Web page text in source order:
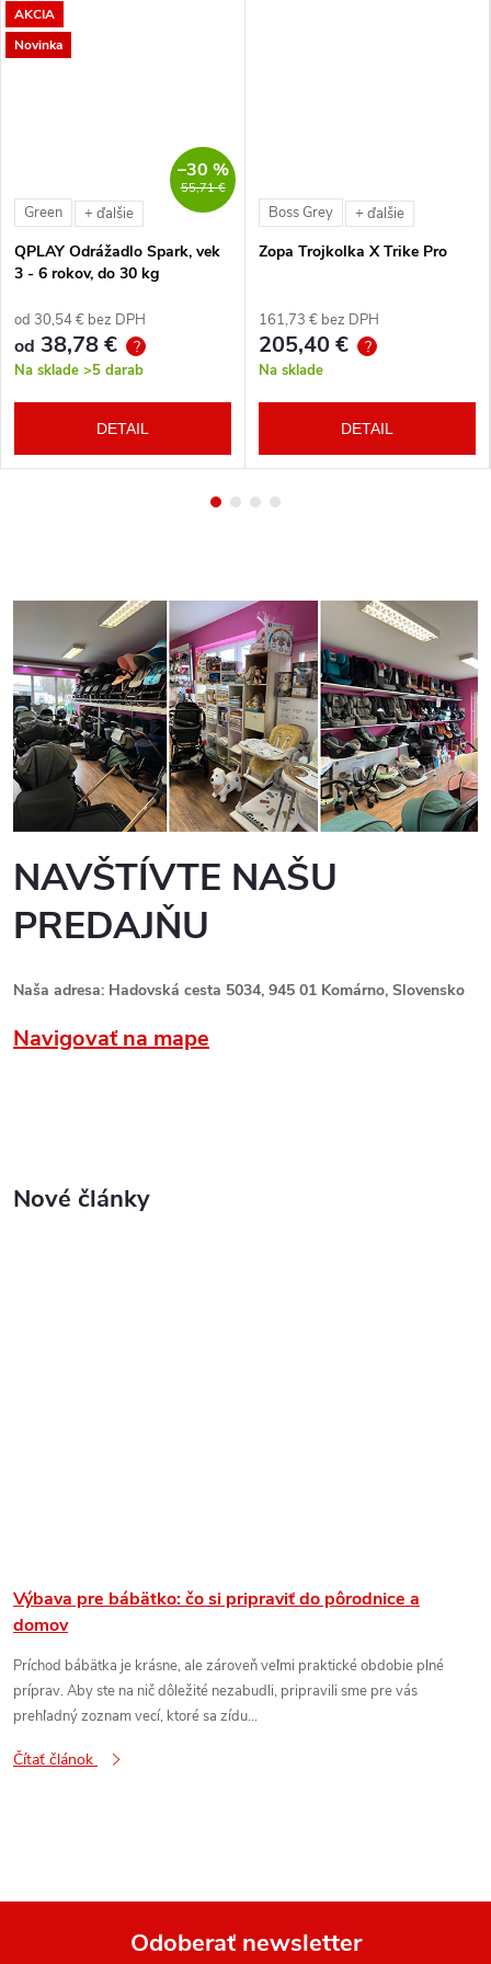
AKCIA
Novinka
55,71 €
–30 %
Green + ďalšie
QPLAY Odrážadlo Spark, vek
3 - 6 rokov, do 30 kg
od 30,54 € bez DPH
od 38,78 € ?
Na sklade >5 darab
DETAIL
Boss Grey + ďalšie
Zopa Trojkolka X Trike Pro
161,73 € bez DPH
205,40 € ?
Na sklade
DETAIL
NAVŠTÍVTE NAŠU
PREDAJŇU
Naša adresa: Hadovská cesta 5034, 945 01 Komárno, Slovensko
Navigovať na mape
Nové články
Výbava pre bábätko: čo si pripraviť do pôrodnice a
domov
Príchod bábätka je krásne, ale zároveň veľmi praktické obdobie plné
príprav. Aby ste na nič dôležité nezabudli, pripravili sme pre vás
prehľadný zoznam vecí, ktoré sa zídu...
Čítať článok
Odoberať newsletter